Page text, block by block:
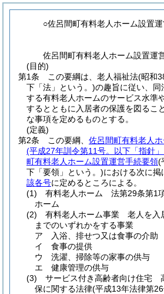
○佐呂間町有料老人ホーム設置
佐呂間町有料老人ホーム設置運
(目的)
第1条
この要綱は、老人福祉法(昭和
下「法」という。)の趣旨に従い、同
する有料老人ホームのサービス水準
するとともに入居者の保護を図るこ
な事項を定めるものとする。
(定義)
第2条
この要綱、 佐呂間町有料老人
(平成27年訓令第11号。以下「指針
町有料老人ホーム設置運営手続要領(
下「要領」という。)における次に掲
該各号に定めるところによる。
(1)
有料老人ホーム 法第29条第1
ホーム
(2)
有料老人ホーム事業 老人を入
までのいずれかをする事業
ア
入浴、排せつ又は食事の介助
イ
食事の提供
ウ
洗濯、掃除等の家事の供与
エ
健康管理の供与
(3)
サービス付き高齢者向け住宅
保に関する法律(平成13年法律第